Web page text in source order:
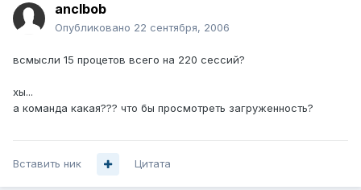
anclbob
Опубликовано 22 сентября, 2006
всмысли 15 процетов всего на 220 сессий?
хы...
а команда какая??? что бы просмотреть загруженность?
Вставить ник Цитата